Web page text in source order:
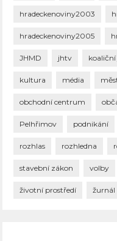
hradeckenoviny2003
hradeckenoviny2005
JHMD jhtv
kultura média
obchodní centrum
Pelhřimov podnikání
rozhlas rozhledna
stavební zákon volby
životní prostředí žurnál